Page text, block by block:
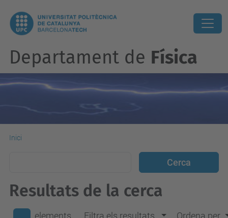
Departament de Física
Inici
Resultats de la cerca
elements
Filtra els resultats. Ordena per